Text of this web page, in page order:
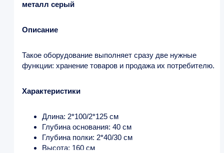
металл серый
Описание
Такое оборудование выполняет сразу две нужные
функции: хранение товаров и продажа их потребителю.
Характеристики
Длина: 2*100/2*125 см
Глубина основания: 40 см
Глубина полки: 2*40/30 см
Высота: 160 см